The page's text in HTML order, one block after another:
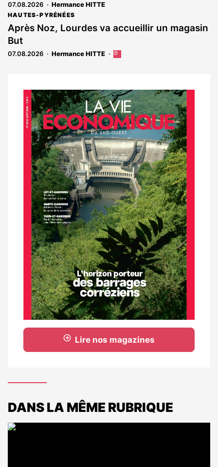
07.08.2026 Hermance HITTE
HAUTES-PYRÉNÉES
Après Noz, Lourdes va accueillir un magasin
But
07.08.2026 Hermance HITTE
Cet
aux
abonnés
Notre
dernier
magazine
Lire nos magazines
DANS LA MÊME RUBRIQUE